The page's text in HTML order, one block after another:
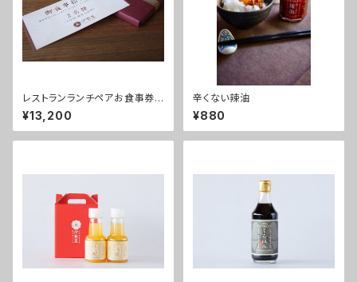
レストランランチペアお食事券
【日頃のありがとうを届けよう！】
～大浴場温泉入浴付き～
¥13,200
辛くない辣油
¥880